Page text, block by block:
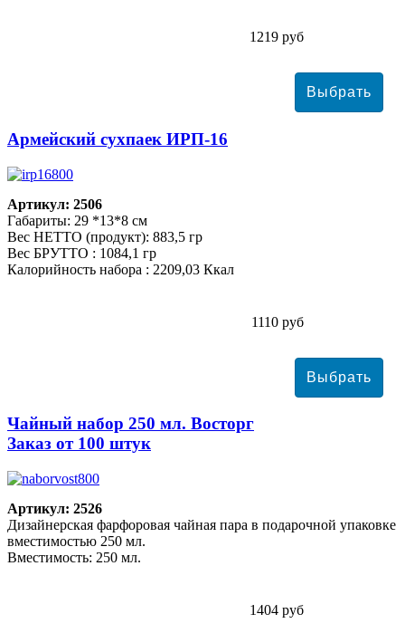
1219 руб
Армейский сухпаек ИРП-16
Артикул: 2506
Габариты: 29 *13*8 см
Вес НЕТТО (продукт): 883,5 гр
Вес БРУТТО : 1084,1 гр
Калорийность набора : 2209,03 Ккал
1110 руб
Чайный набор 250 мл. Восторг
Заказ от 100 штук
Артикул: 2526
Дизайнерская фарфоровая чайная пара в подарочной упаковке
вместимостью 250 мл.
Вместимость: 250 мл.
1404 руб